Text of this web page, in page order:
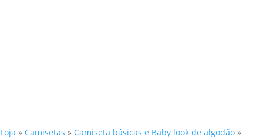
Loja » Camisetas » Camiseta básicas e Baby look de algodão »